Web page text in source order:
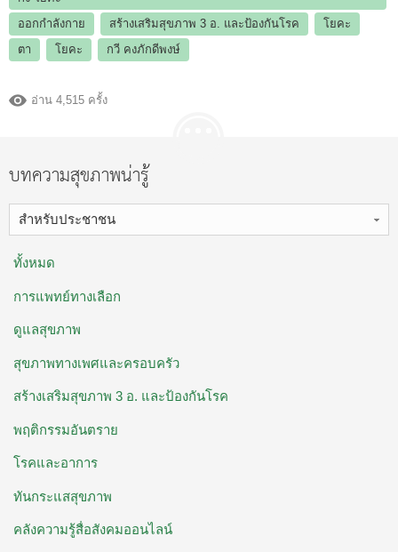
ออกกำลังกาย
สร้างเสริมสุขภาพ 3 อ.​ และป้องกันโรค
โยคะ
ตา
โยคะ กวี คงภักดีพงษ์
อ่าน 4,515 ครั้ง
บทความสุขภาพน่ารู้
สำหรับประชาชน
ทั้งหมด
การแพทย์ทางเลือก
ดูแลสุขภาพ
สุขภาพทางเพศและครอบครัว
สร้างเสริมสุขภาพ 3 อ. ​และป้องกันโรค
พฤติกรรมอันตราย
โรคและอาการ
ทันกระแสสุขภาพ
คลังความรู้สื่อสังคมออนไลน์